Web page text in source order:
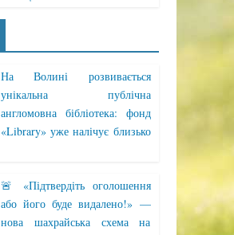
На Волині розвивається
унікальна публічна
англомовна бібліотека: фонд
«Library» уже налічує близько
🚨 «Підтвердіть оголошення
або його буде видалено!» —
нова шахрайська схема на